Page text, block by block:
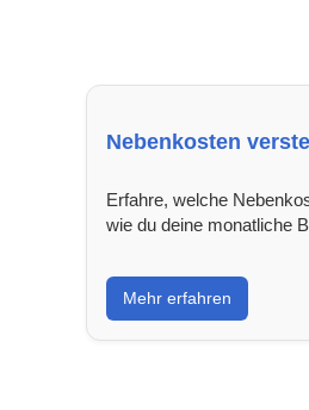
Nebenkosten
Erfahre, welche
wie du deine monatliche
Mehr erfahren